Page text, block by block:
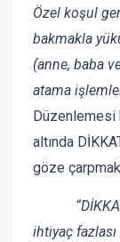
Özel koşul
bakmakla
(anne, baba
atama
Düzenlemesi
altında
göze
ihtiyaç